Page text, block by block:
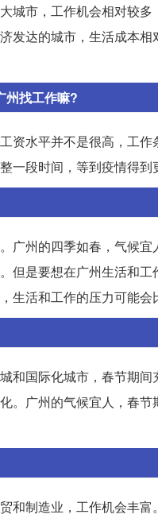
城市，工作机会相对较
发达的城市，生活成本
州找工作嘛?
资水平并不是很高，工
段时间，等到疫情得到
广州的四季如春，气候
但是要想在广州生活和
活和工作的压力可能会
和国际化城市，春节期
。广州的气候宜人，春
和制造业，工作机会丰